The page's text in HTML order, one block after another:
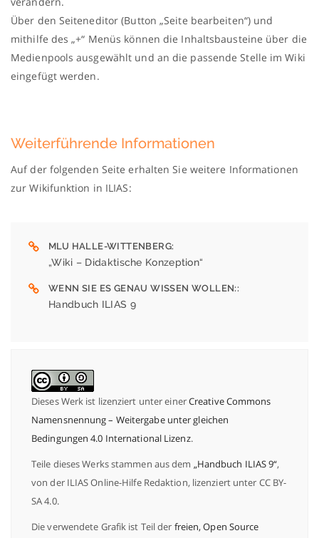
Über den Seiteneditor (Button „Seite bearbeiten“) und
mithilfe des „+“ Menüs können die Inhaltsbausteine über die
Medienpools ausgewählt und an die passende Stelle im Wiki
eingefügt werden.
Weiterführende Informationen
Auf der folgenden Seite erhalten Sie weitere Informationen
zur Wikifunktion in ILIAS:
MLU HALLE-WITTENBERG
„Wiki – Didaktische Konzeption“
WENN SIE ES GENAU WISSEN WOLLEN:
Handbuch ILIAS 9
Dieses Werk ist lizenziert unter einerCreative Commons
Namensnennung – Weitergabe unter gleichen
Bedingungen 4.0 International Lizenz.
Teile dieses Werks stammen aus dem „Handbuch ILIAS 9“,
von der ILIAS Online-Hilfe Redaktion, lizenziert unter CC BY-
SA 4.0.
Die verwendete Grafik ist Teil der freien, Open Source